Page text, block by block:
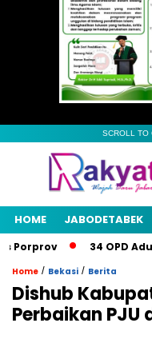
SCROLL TO
HOME JABODETABEK
34 OPD Adu
Home / Bekasi / Berita
Dishub
Perbaikan PJU